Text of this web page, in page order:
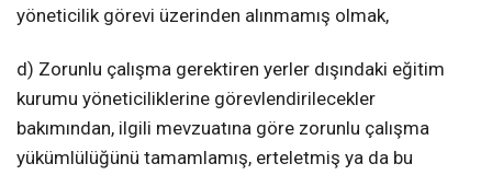
yöneticilik görevi üzerinden alınmamış olmak,
d) Zorunlu çalışma gerektiren yerler dışındaki eğitim
kurumu yöneticiliklerine görevlendirilecekler
bakımından, ilgili mevzuatına göre zorunlu çalışma
yükümlülüğünü tamamlamış, erteletmiş ya da bu